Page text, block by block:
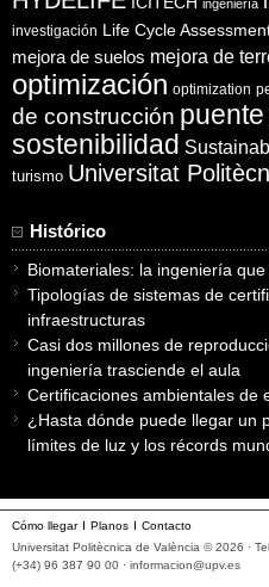
ingeniería
investigación Life Cycle
mejora de suelos mejora de
optimización optimization
de construcción puente
sostenibilidad
turismo Universitat
Histórico
Biomateriales: la ingeniería
Tipologías de sistemas de
infraestructuras
Casi dos millones de
ingeniería trasciende el aula
Certificaciones ambientales de
¿Hasta dónde puede llegar un
límites de luz y los récords
Cómo llegar Planos
Contacto
Universitat Politècnica de València © 2026 · Tel.
(+34) 96 387 90 00 · informacion@upv.es